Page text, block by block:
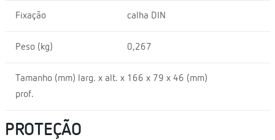
Fixação calha DIN
Peso (kg) 0,267
Tamanho (mm) larg. x alt. x
prof.
166 x 79 x 46 (mm)
PROTEÇÃO